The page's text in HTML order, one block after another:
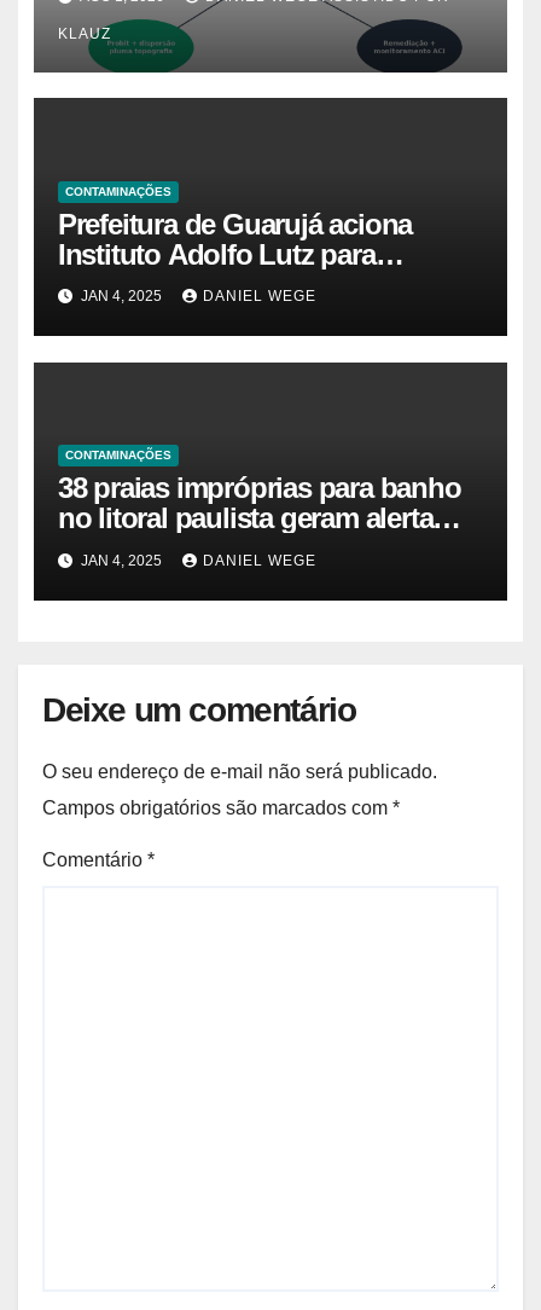
Campinas (CETESB P4.261)
KLAUZ
CONTAMINAÇÕES
Prefeitura de Guarujá aciona
Instituto Adolfo Lutz para
identificar causas da virose em
das Praias
JAN 4, 2025 DANIEL WEGE
CONTAMINAÇÕES
38 praias impróprias para banho
no litoral paulista geram alerta
ambiental e de saúde pública
JAN 4, 2025 DANIEL WEGE
Deixe um comentário
O seu endereço de e-mail não será publicado.
Campos obrigatórios são marcados com *
Comentário *